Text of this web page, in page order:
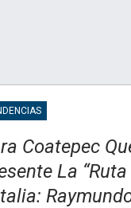
Coatepec
La “Ruta